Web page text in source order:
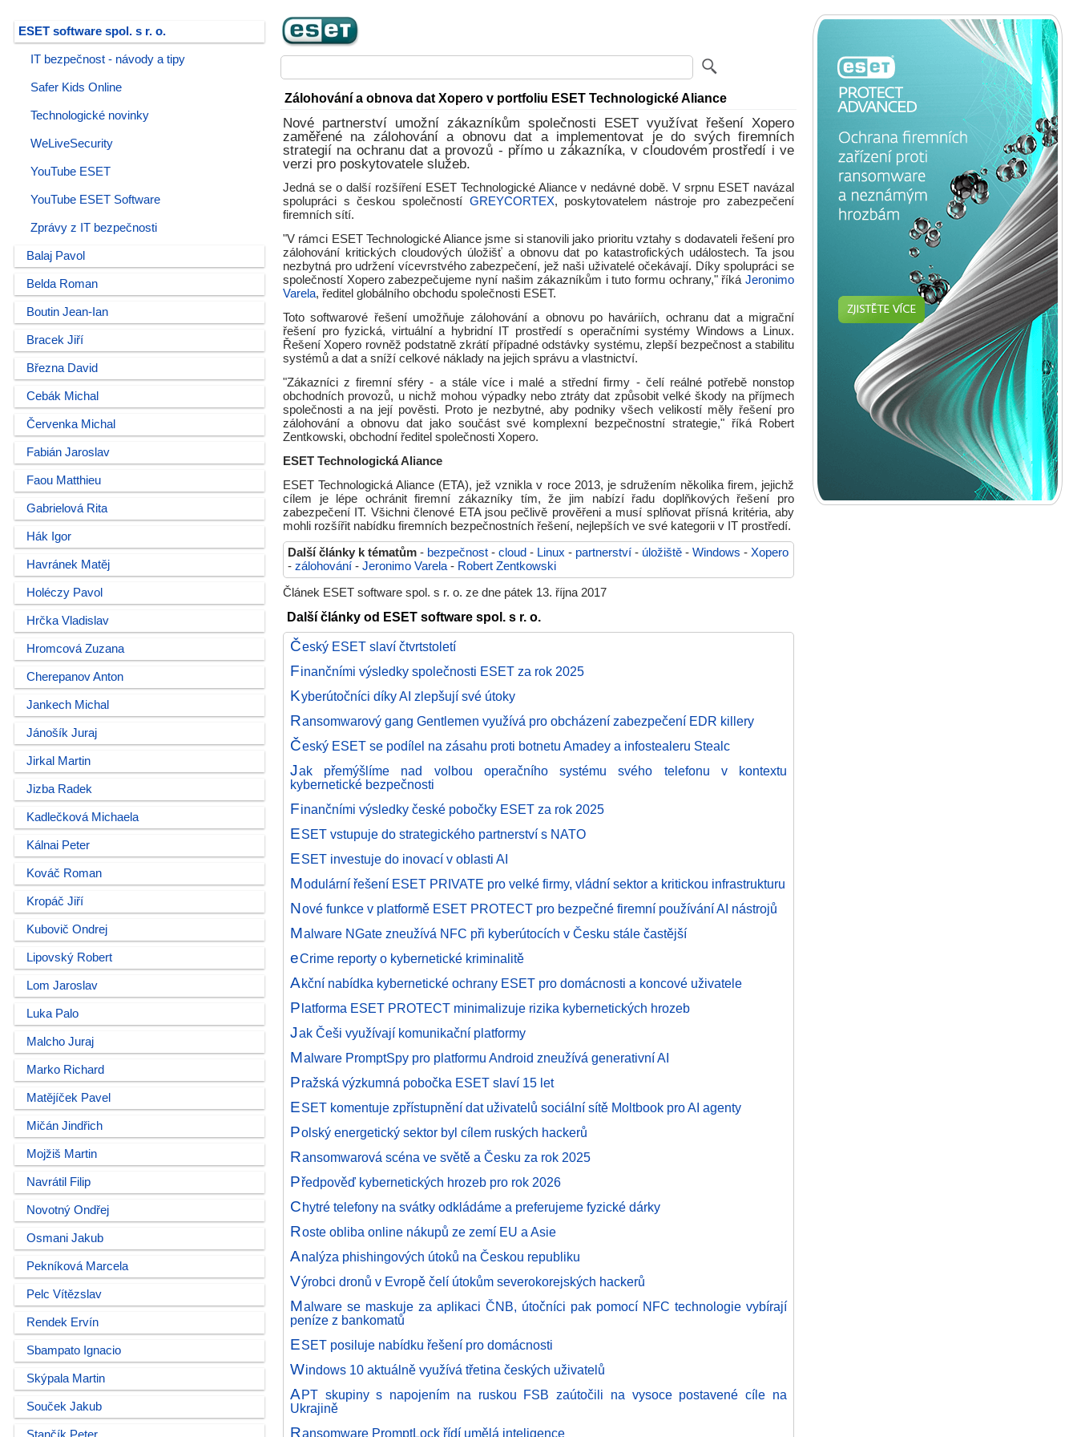
ESET software spol. s r. o.
IT bezpečnost - návody a tipy
Safer Kids Online
Technologické novinky
WeLiveSecurity
YouTube ESET
YouTube ESET Software
Zprávy z IT bezpečnosti
Balaj Pavol
Belda Roman
Boutin Jean-Ian
Bracek Jiří
Března David
Cebák Michal
Červenka Michal
Fabián Jaroslav
Faou Matthieu
Gabrielová Rita
Hák Igor
Havránek Matěj
Holéczy Pavol
Hrčka Vladislav
Hromcová Zuzana
Cherepanov Anton
Jankech Michal
Jánošík Juraj
Jirkal Martin
Jizba Radek
Kadlečková Michaela
Kálnai Peter
Kováč Roman
Kropáč Jiří
Kubovič Ondrej
Lipovský Robert
Lom Jaroslav
Luka Palo
Malcho Juraj
Marko Richard
Matějíček Pavel
Mičán Jindřich
Mojžiš Martin
Navrátil Filip
Novotný Ondřej
Osmani Jakub
Pekníková Marcela
Pelc Vítězslav
Rendek Ervín
Sbampato Ignacio
Skýpala Martin
Souček Jakub
Zálohování a obnova dat Xopero v portfoliu ESET Technologické Aliance
Nové partnerství umožní zákazníkům společnosti ESET využívat řešení Xopero
zaměřené na zálohování a obnovu dat a implementovat je do svých firemních
strategií na ochranu dat a provozů - přímo u zákazníka, v cloudovém prostředí i ve
verzi pro poskytovatele služeb.
Jedná se o další rozšíření ESET Technologické Aliance v nedávné době. V srpnu ESET navázal
spolupráci s českou společností GREYCORTEX, poskytovatelem nástroje pro zabezpečení
firemních sítí.
"V rámci ESET Technologické Aliance jsme si stanovili jako prioritu vztahy s dodavateli řešení pro
zálohování kritických cloudových úložišť a obnovu dat po katastrofických událostech. Ta jsou
nezbytná pro udržení vícevrstvého zabezpečení, jež naši uživatelé očekávají. Díky spolupráci se
společností Xopero zabezpečujeme nyní našim zákazníkům i tuto formu ochrany," říká Jeronimo
Varela, ředitel globálního obchodu společnosti ESET.
Toto softwarové řešení umožňuje zálohování a obnovu po haváriích, ochranu dat a migrační
řešení pro fyzická, virtuální a hybridní IT prostředí s operačními systémy Windows a Linux.
Řešení Xopero rovněž podstatně zkrátí případné odstávky systému, zlepší bezpečnost a stabilitu
systémů a dat a sníží celkové náklady na jejich správu a vlastnictví.
"Zákazníci z firemní sféry - a stále více i malé a střední firmy - čelí reálné potřebě nonstop
obchodních provozů, u nichž mohou výpadky nebo ztráty dat způsobit velké škody na příjmech
společnosti a na její pověsti. Proto je nezbytné, aby podniky všech velikostí měly řešení pro
zálohování a obnovu dat jako součást své komplexní bezpečnostní strategie," říká Robert
Zentkowski, obchodní ředitel společnosti Xopero.
ESET Technologická Aliance
ESET Technologická Aliance (ETA), jež vznikla v roce 2013, je sdružením několika firem, jejichž
cílem je lépe ochránit firemní zákazníky tím, že jim nabízí řadu doplňkových řešení pro
zabezpečení IT. Všichni členové ETA jsou pečlivě prověřeni a musí splňovat přísná kritéria, aby
mohli rozšířit nabídku firemních bezpečnostních řešení, nejlepších ve své kategorii v IT prostředí.
Další články k tématům - bezpečnost - cloud - Linux - partnerství - úložiště - Windows - Xopero
- zálohování - Jeronimo Varela - Robert Zentkowski
Článek ESET software spol. s r. o. ze dne pátek 13. října 2017
Další články od ESET software spol. s r. o.
Český ESET slaví čtvrtstoletí
Finančními výsledky společnosti ESET za rok 2025
Kyberútočníci díky AI zlepšují své útoky
Ransomwarový gang Gentlemen využívá pro obcházení zabezpečení EDR killery
Český ESET se podílel na zásahu proti botnetu Amadey a infostealeru Stealc
Jak přemýšlíme nad volbou operačního systému svého telefonu v kontextu
kybernetické bezpečnosti
Finančními výsledky české pobočky ESET za rok 2025
ESET vstupuje do strategického partnerství s NATO
ESET investuje do inovací v oblasti AI
Modulární řešení ESET PRIVATE pro velké firmy, vládní sektor a kritickou infrastrukturu
Nové funkce v platformě ESET PROTECT pro bezpečné firemní používání AI nástrojů
Malware NGate zneužívá NFC při kyberútocích v Česku stále častější
eCrime reporty o kybernetické kriminalitě
Akční nabídka kybernetické ochrany ESET pro domácnosti a koncové uživatele
Platforma ESET PROTECT minimalizuje rizika kybernetických hrozeb
Jak Češi využívají komunikační platformy
Malware PromptSpy pro platformu Android zneužívá generativní AI
Pražská výzkumná pobočka ESET slaví 15 let
ESET komentuje zpřístupnění dat uživatelů sociální sítě Moltbook pro AI agenty
Polský energetický sektor byl cílem ruských hackerů
Ransomwarová scéna ve světě a Česku za rok 2025
Předpověď kybernetických hrozeb pro rok 2026
Chytré telefony na svátky odkládáme a preferujeme fyzické dárky
Roste obliba online nákupů ze zemí EU a Asie
Analýza phishingových útoků na Českou republiku
Výrobci dronů v Evropě čelí útokům severokorejských hackerů
Malware se maskuje za aplikaci ČNB, útočníci pak pomocí NFC technologie vybírají
peníze z bankomatů
ESET posiluje nabídku řešení pro domácnosti
Windows 10 aktuálně využívá třetina českých uživatelů
APT skupiny s napojením na ruskou FSB zaútočili na vysoce postavené cíle na
Ukrajině
Ransomware PromptLock řídí umělá inteligence